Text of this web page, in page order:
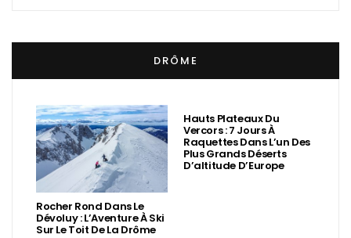
DRÔME
Rocher Rond Dans Le
Dévoluy : L’Aventure À Ski
Sur Le Toit De La Drôme
Hauts Plateaux Du
Vercors : 7 Jours À
Raquettes Dans L’un Des
Plus Grands Déserts
D’altitude D’Europe